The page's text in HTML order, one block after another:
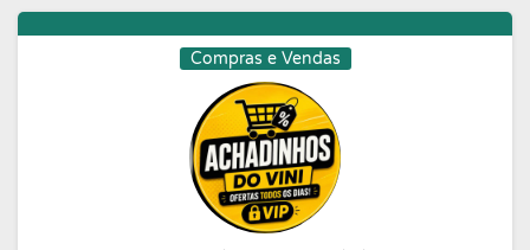
Compras e Vendas